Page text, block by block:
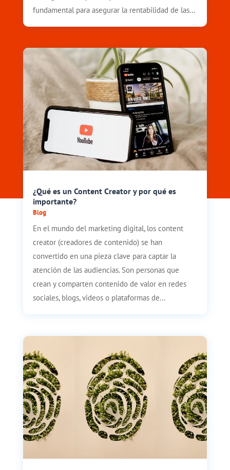
fundamental para asegurar la rentabilidad de las...
¿Qué es un Content Creator y por qué es
importante?
Blog
En el mundo del marketing digital, los content
creator (creadores de contenido) se han
convertido en una pieza clave para captar la
atención de las audiencias. Son personas que
crean y comparten contenido de valor en redes
sociales, blogs, videos o plataformas de...